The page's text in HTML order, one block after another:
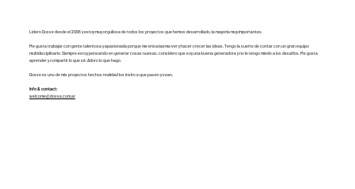
Lidero Dosve desde el 2006 y estoy muy orgullosa de todos los proyectos que hemos desarrollado, la mayoría muy importantes.
Me gusta trabajar con gente talentosa y apasionada porque me entusiasma ver y hacer crecer las ideas. Tengo la suerte de contar con un gran equipo
multidisciplinario. Siempre estoy pensando en generar cosas nuevas, considero que soy una buena generadora y no le tengo miedo a los desafíos. Me gusta
aprender y compartir lo que sé. Adoro lo que hago.
Dosve es uno de mis proyectos hechos realidad los invito a que pasen y vean.
Info & contact:
welcome@dosve.com.ar